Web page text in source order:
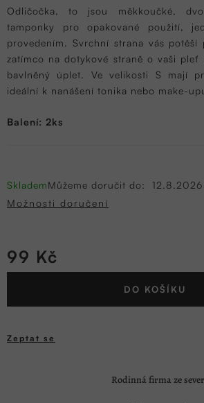
Odličočka, to jsou měkkoučké,
tamponky pro opakované použití,
provedením. Svrchní strana vás potěší
zatímco na dotykové straně o vaši pleť
bavlněný úplet. Ve velikosti S mají
ideální k nanášení tonika nebo make-
Balení: 2ks
SklademMůžeme doručit do:
12.8.2026
Možnosti doručení
99 Kč
Měrná
DO KOŠÍKU
Zeptat se
Rodinná firma ze